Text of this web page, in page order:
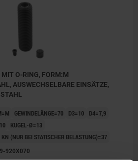
MIT O-RING, FORM:M
AUSWECHSELBARE EINSÄTZE,
GEWINDELÄNGE=70 D3=10
D4=7,9
KUGEL-Ø=13
(NUR BEI STATISCHER BELASTUNG)=37
920X070